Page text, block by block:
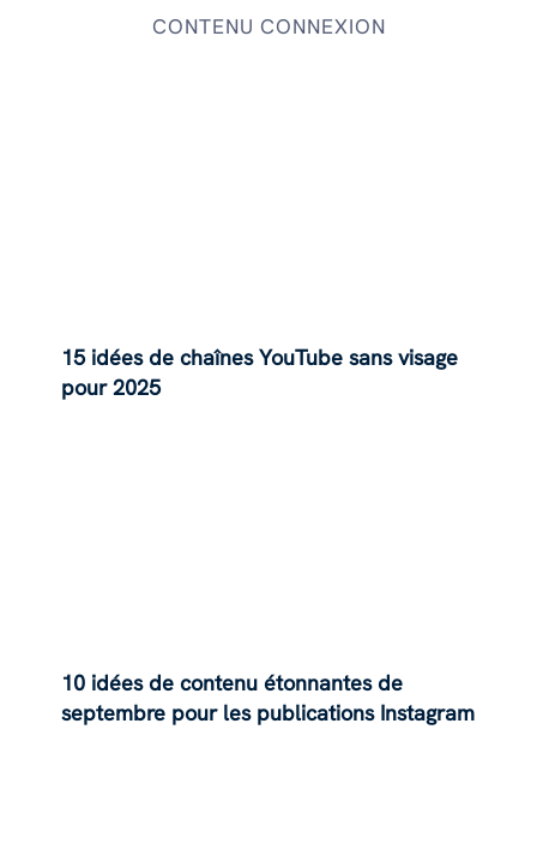
CONTENU CONNEXION
15 idées de chaînes YouTube sans visage
pour 2025
10 idées de contenu étonnantes de
septembre pour les publications Instagram